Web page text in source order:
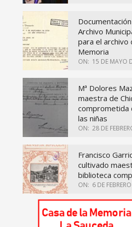
Archivo
para el archivo
Memoria
ON: 15 DE MAYO
Mª Dolores
maestra de
comprometida
las niñas
ON: 28 DE
Francisco
cultivado
biblioteca
ON: 6 DE